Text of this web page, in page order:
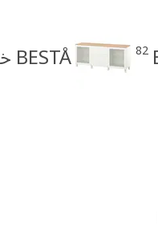
82 BESTÅ خزائن جانبية